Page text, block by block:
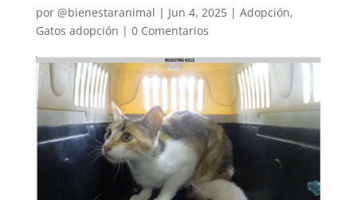
por @bienestaranimal | Jun 4, 2025| Adopción,
Gatos adopción | 0 Comentarios